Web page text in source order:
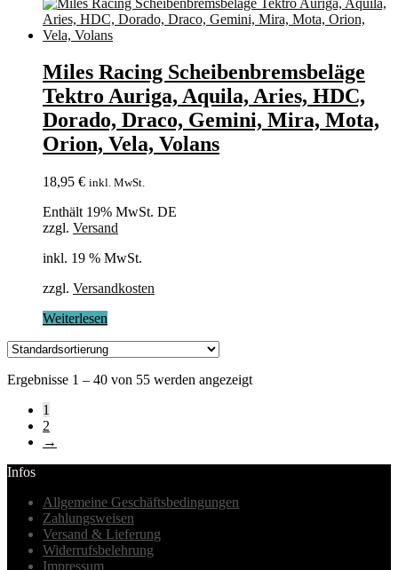
Miles Racing Scheibenbremsbeläge
Tektro Auriga, Aquila, Aries, HDC,
Dorado, Draco, Gemini, Mira, Mota,
Orion, Vela, Volans
18,95 € inkl. MwSt.
Enthält 19% MwSt. DE
zzgl. Versand
inkl. 19 % MwSt.
zzgl. Versandkosten
Weiterlesen
Ergebnisse 1 – 40 von 55 werden angezeigt
1
2
→
Infos
Allgemeine Geschäftsbedingungen
Zahlungsweisen
Versand & Lieferung
Widerrufsbelehrung
Impressum